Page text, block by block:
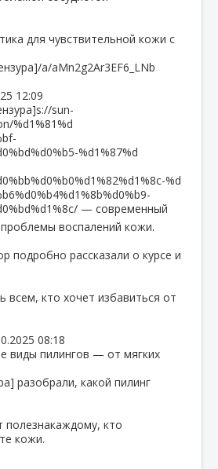
для чувствительной кожи с
a/aMn2g2Ar3EF6_LNb
12:09
sun-
%d1%81%d
%d1%87%d
%d
%bd%d1%8c/ — современный
воспалений кожи.
подробно рассказали о курсе и
всем, кто хочет избавиться от
08:18
виды пилингов — от мягких
разобрали, какой пилинг
кто
кожи.